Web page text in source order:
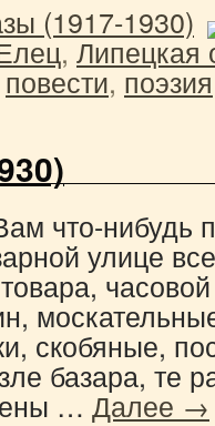
(1917-1930)
,Липецкая
повести,поэзия
что-нибудь
улице
скобяные,
базара, те
… Далее →